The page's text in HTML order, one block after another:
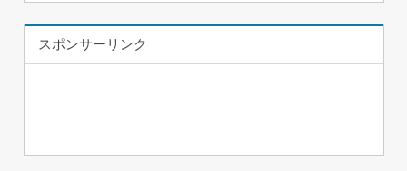
スポンサーリンク